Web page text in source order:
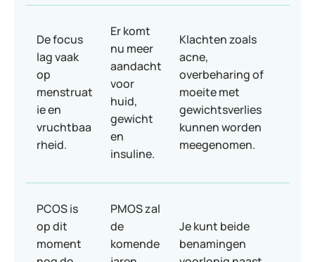
De focus
lag vaak
op
menstruat
ie en
vruchtbaa
rheid.
Er komt
nu meer
aandacht
voor
huid,
gewicht
en
insuline.
Klachten zoals
acne,
overbeharing of
moeite met
gewichtsverlies
kunnen worden
meegenomen.
PCOS is
op dit
moment
PMOS zal
de
komende
Je kunt beide
benamingen